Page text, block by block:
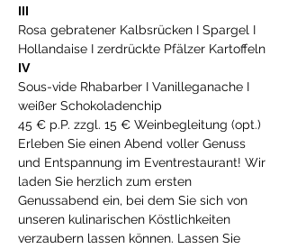
III
Rosa gebratener Kalbsrücken I Spargel I
Hollandaise I zerdrückte Pfälzer Kartoffeln
IV
Sous-vide Rhabarber I Vanilleganache I
weißer Schokoladenchip
45 € p.P. zzgl. 15 € Weinbegleitung (opt.)
Erleben Sie einen Abend voller Genuss
und Entspannung im Eventrestaurant! Wir
laden Sie herzlich zum ersten
Genussabend ein, bei dem Sie sich von
unseren kulinarischen Köstlichkeiten
verzaubern lassen können. Lassen Sie